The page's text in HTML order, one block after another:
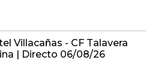
Villacañas - CF Talavera
| Directo 06/08/26